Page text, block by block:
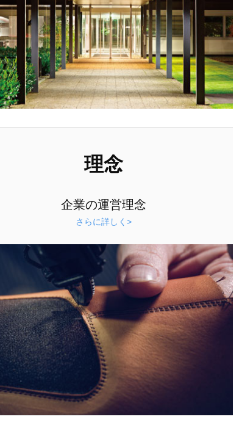
理念
企業の運営理念
さらに詳しく>